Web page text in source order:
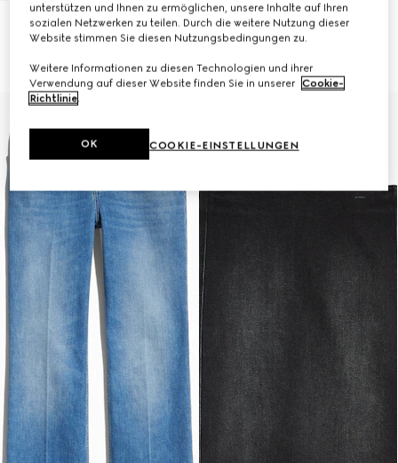
Hose aus Baumwoll-Denim mit
weichem Überzug
Ausgestellte Hose aus Stretch-
Baumwolldenim
unterstützen und Ihnen zu ermöglichen, unsere Inhalte auf Ihren
sozialen Netzwerken zu teilen. Durch die weitere Nutzung dieser
Website stimmen Sie diesen Nutzungsbedingungen zu.
Weitere Informationen zu diesen Technologien und ihrer
Verwendung auf dieser Website finden Sie in unserer Cookie-
Richtlinie.
COOKIE-EINSTELLUNGEN
OK